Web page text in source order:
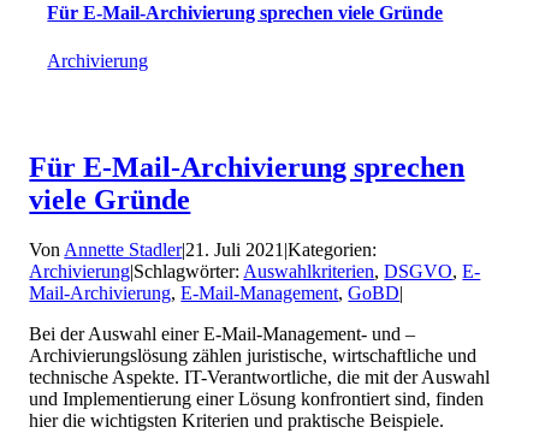
Für E-Mail-Archivierung sprechen viele Gründe
Archivierung
Für E-Mail-Archivierung sprechen
viele Gründe
VonAnnette Stadler|21. Juli 2021|Kategorien:
Archivierung|Schlagwörter:Auswahlkriterien,DSGVO,E-
Mail-Archivierung,E-Mail-Management,GoBD|
Bei der Auswahl einer E-Mail-Management- und –
Archivierungslösung zählen juristische, wirtschaftliche und
technische Aspekte. IT-Verantwortliche, die mit der Auswahl
und Implementierung einer Lösung konfrontiert sind, finden
hier die wichtigsten Kriterien und praktische Beispiele.